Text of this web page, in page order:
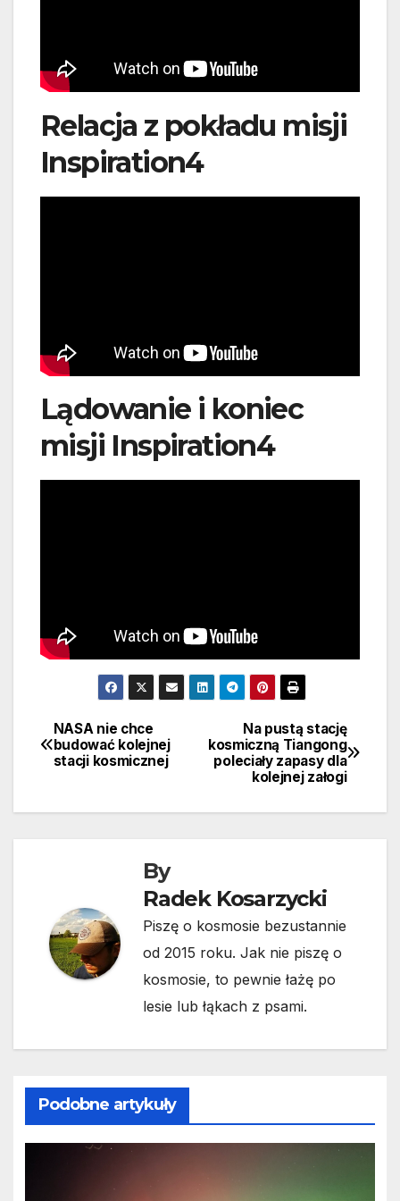
Relacja z pokładu misji
Inspiration4
Lądowanie i koniec
misji Inspiration4
Nawigacja
wpisu
Na pustą stację
kosmiczną Tiangong
poleciały zapasy dla
kolejnej załogi
NASA nie chce
budować kolejnej
stacji kosmicznej
By
Radek Kosarzycki
Piszę o kosmosie bezustannie
od 2015 roku. Jak nie piszę o
kosmosie, to pewnie łażę po
lesie lub łąkach z psami.
Podobne artykuły